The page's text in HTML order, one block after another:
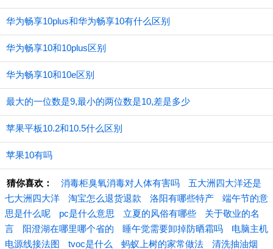
华为畅享10plus和华为畅享10有什么区别
华为畅享10和10plus区别
华为畅享10和10e区别
最大的一位数是9,最小的两位数是10,差是多少
苹果平板10.2和10.5什么区别
苹果10有吗
猜你喜欢： 消毒柜臭氧消毒对人体有害吗
五大洲四大洋还是
七大洲四大洋
淘宝怎么退货退款 洛阳有哪些特产
端午节的意
思是什么呢
pc是什么意思 立夏的风俗有哪些
关于敬业的名
言
阳澄湖在哪里哪个省的 睡午觉需要卸掉防晒霜吗
电脑主机
电源线接法图
tvoc是什么 蚂蚁上树的家常做法 清洗抽油烟